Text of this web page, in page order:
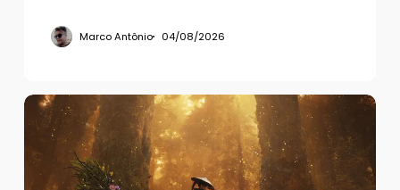
Marco Antônio 04/08/2026
Review
–
Beast